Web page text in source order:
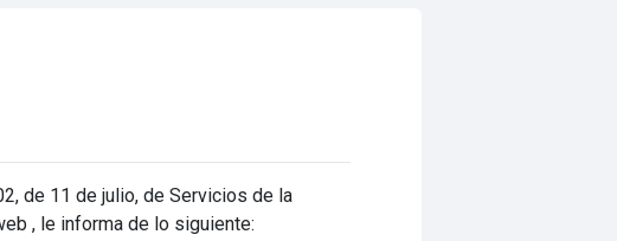
de 11 de julio, de Servicios de la
, le informa de lo siguiente: